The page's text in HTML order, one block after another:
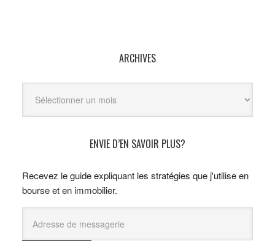
ARCHIVES
ENVIE D’EN SAVOIR PLUS?
Recevez le guide expliquant les stratégies que j'utilise en
bourse et en immobilier.